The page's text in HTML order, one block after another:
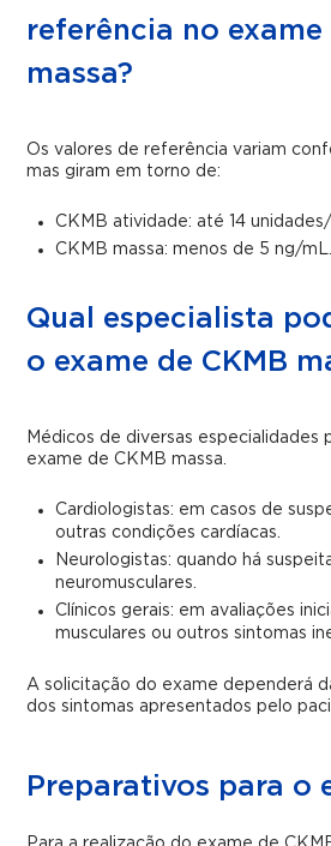
referência no exame
massa?
Os valores de referência variam
mas giram em torno de:
CKMB atividade: até 14
CKMB massa: menos de 5 ng/mL.
Qual especialista
o exame de CKMB
Médicos de diversas especialidades
exame de CKMB massa.
Cardiologistas: em casos de
outras condições cardíacas.
Neurologistas: quando há
neuromusculares.
Clínicos gerais: em avaliações
musculares ou outros sintomas
A solicitação do exame dependerá
dos sintomas apresentados pelo
Preparativos para o